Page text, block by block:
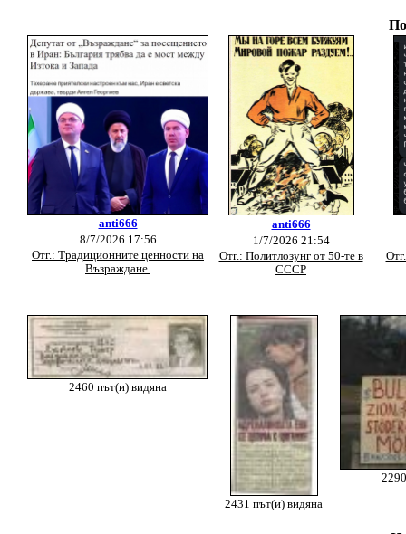
anti666
8/7/2026 17:56
Отг.: Традиционните ценности на
Възраждане.
anti666
1/7/2026 21:54
Отг.: Политлозунг от 50-те в
СССР
2460 път(и) видяна
2431 път(и) видяна